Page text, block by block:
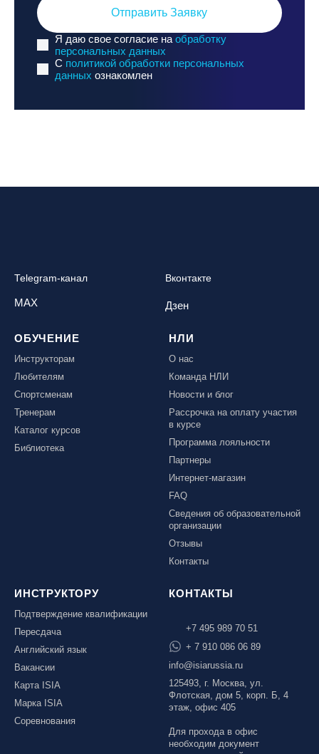
Отправить Заявку
Я даю свое согласие на обработку
персональных данных
C политикой обработки персональных
данных ознакомлен
Telegram-канал Вконтакте
MAX Дзен
ОБУЧЕНИЕ
Инструкторам
Любителям
Спортсменам
Тренерам
Каталог курсов
Библиотека
НЛИ
О нас
Команда НЛИ
Новости и блог
Рассрочка на оплату участия
в курсе
Программа лояльности
Партнеры
Интернет-магазин
FAQ
Сведения об образовательной
организации
Отзывы
Контакты
ИНСТРУКТОРУ
Подтверждение квалификации
Пересдача
Английский язык
Вакансии
Карта ISIA
Марка ISIA
Соревнования
КОНТАКТЫ
+7 495 989 70 51
+ 7 910 086 06 89
info@isiarussia.ru
125493, г. Москва, ул.
Флотская, дом 5, корп. Б, 4
этаж, офис 405
Для прохода в офис
необходим документ